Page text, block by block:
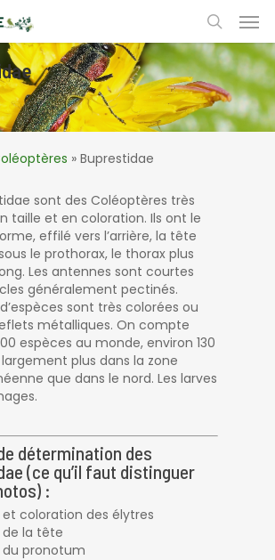
search
» Buprestidae
sont des Coléoptères très
taille et en coloration. Ils ont le
effilé vers l’arrière, la tête
le prothorax, le thorax plus
Les antennes sont courtes
généralement pectinés.
sont très colorées ou
métalliques. On compte
espèces au monde, environ 130
plus dans la zone
que dans le nord. Les larves
détermination des
(ce qu’il faut distinguer
:
coloration des élytres
la tête
pronotum